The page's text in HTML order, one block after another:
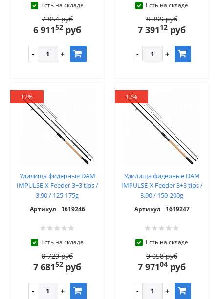
Есть на складе
7 854 руб
6 91152 руб
Есть на складе
8 399 руб
7 39112 руб
12%
Удилища фидерные DAM
IMPULSE-X Feeder 3+3 tips /
3.90 / 125-175g
Артикул 1619246
Есть на складе
8 729 руб
7 68152 руб
12%
Удилища фидерные DAM
IMPULSE-X Feeder 3+3 tips /
3.90 / 150-200g
Артикул 1619247
Есть на складе
9 058 руб
7 97104 руб